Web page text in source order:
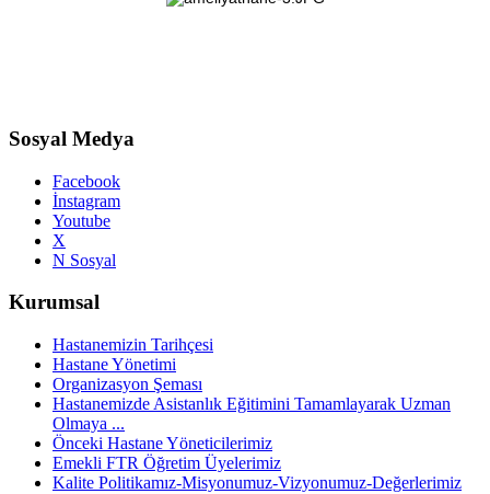
Sosyal Medya
Facebook
İnstagram
Youtube
X
N Sosyal
Kurumsal
Hastanemizin Tarihçesi
Hastane Yönetimi
Organizasyon Şeması
Hastanemizde Asistanlık Eğitimini Tamamlayarak Uzman
Olmaya ...
Önceki Hastane Yöneticilerimiz
Emekli FTR Öğretim Üyelerimiz
Kalite Politikamız-Misyonumuz-Vizyonumuz-Değerlerimiz